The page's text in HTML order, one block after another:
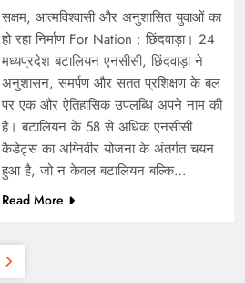
सक्षम, आत्मविश्वासी और अनुशासित युवाओं का
हो रहा निर्माण For Nation : छिंदवाड़ा। 24
मध्यप्रदेश बटालियन एनसीसी, छिंदवाड़ा ने
अनुशासन, समर्पण और सतत प्रशिक्षण के बल
पर एक और ऐतिहासिक उपलब्धि अपने नाम की
है। बटालियन के 58 से अधिक एनसीसी
कैडेट्स का अग्निवीर योजना के अंतर्गत चयन
हुआ है, जो न केवल बटालियन बल्कि…
Read More